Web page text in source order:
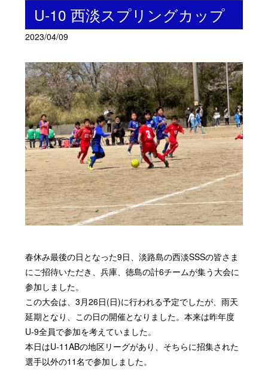
U-10 西淡スプリングカップ
2023/04/09
春休み最後の日となった9日、淡路島の西淡SSSの皆さま
にご招待いただき、兵庫、徳島の計6チームが集う大会に
参加しました。
この大会は、3月26日(日)に行われる予定でしたが、雨天
延期となり、この日の開催となりました。本来は昨年度
U-9全員で参加を考えていました。
本日はU-11ABの地区リーグがあり、そちらに招集された
選手以外の11名で参加しました。